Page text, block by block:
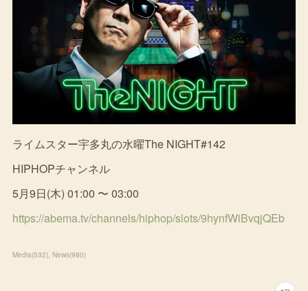
ライムスター宇多丸の水曜The NIGHT#142
HIPHOPチャンネル
5月9日(木) 01:00 〜 03:00
https://abema.tv/channels/hiphop/slots/9hynfWiBvqjQEb
Media(532) News(980)